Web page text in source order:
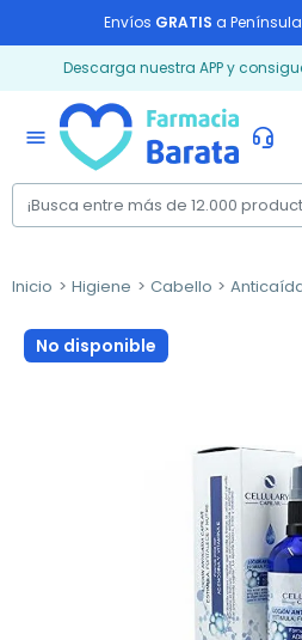
Envíos GRATIS a
Descarga nuestra APP y
menu
Inicio Higiene Cabello
No disponible